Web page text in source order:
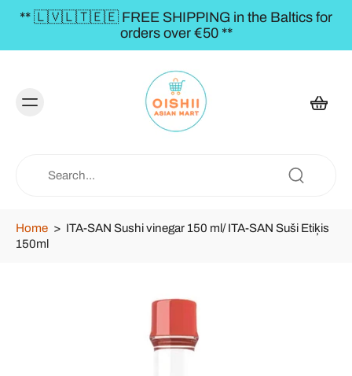
** 🇱🇻🇱🇹🇪🇪 FREE SHIPPING in the Baltics for
orders over €50 **
Home > ITA-SAN Sushi vinegar 150 ml/ ITA-SAN Suši Etiķis
150ml